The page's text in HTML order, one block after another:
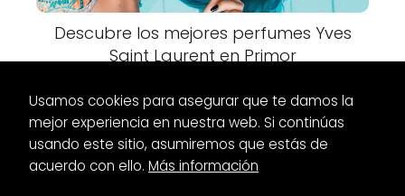
Descubre los mejores perfumes Yves
Saint Laurent en Primor
Maquillaje
Paletas de Maquillaje Profesional:
Usamos cookies para asegurar que te damos la
mejor experiencia en nuestra web. Si continúas
usando este sitio, asumiremos que estás de
acuerdo con ello. Más información